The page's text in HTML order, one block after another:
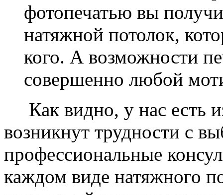
фотопечатью вы
натяжной потолок,
кого. А возможности
совершенно любой
Как видно, у нас есть
возникнут трудности с
профессиональные
каждом виде натяжного